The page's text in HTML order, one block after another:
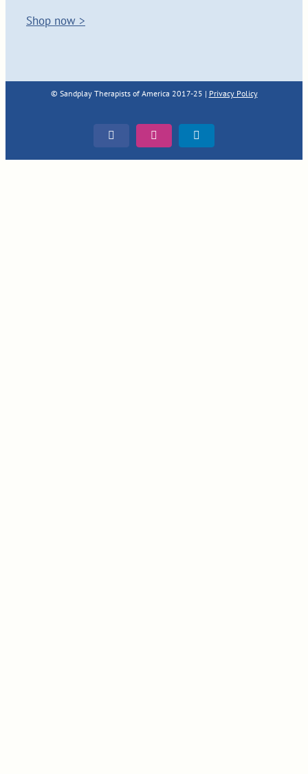
Shop now >
© Sandplay Therapists of America 2017-25 | Privacy Policy
FacebookInstagramLinkedIn